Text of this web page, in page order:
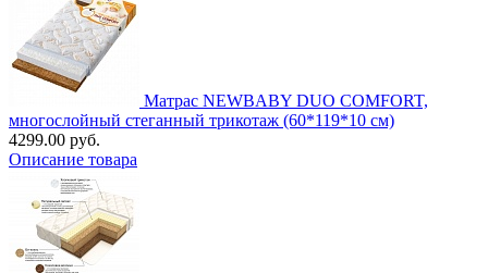
Матрас NEWBABY DUO COMFORT,
многослойный стеганный трикотаж (60*119*10 см)
4299.00 руб.
Описание товара